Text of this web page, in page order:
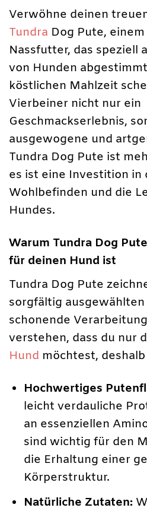
Verwöhne deinen
Tundra Dog Pute,
Nassfutter, das speziell
von Hunden
köstlichen Mahlzeit
Vierbeiner nicht nur ein
Geschmackserlebnis,
ausgewogene und
Tundra Dog Pute ist
es ist eine Investition in
Wohlbefinden und die
Hundes.
Warum Tundra Dog
für deinen Hund ist
Tundra Dog Pute
sorgfältig
schonende
verstehen, dass du nur
Hund möchtest,
Hochwertiges
leicht verdauliche
an essenziellen
sind wichtig für den
die Erhaltung einer
Körperstruktur.
Natürliche Zutaten: